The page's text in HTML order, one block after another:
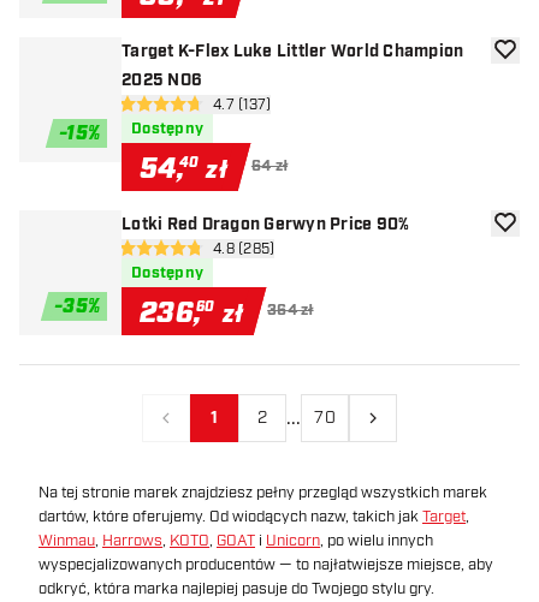
-15%
Target K-Flex Luke Littler World Champion
2025 NO6
otwórz panel recenzji
4.7 gwiazdki oceny
4.7 (137)
Dostępny
54,40 zł 64 zł
-35%
Lotki Red Dragon Gerwyn Price 90%
otwórz panel recenzji
4.8 gwiazdki oceny
4.8 (285)
Dostępny
236,60 zł 364 zł
Poprzedni
1 2 ... 70 Następny
Na tej stronie marek znajdziesz pełny przegląd wszystkich marek
dartów, które oferujemy. Od wiodących nazw, takich jakTarget,
Winmau, Harrows, KOTO, GOAT i Unicorn, po wielu innych
wyspecjalizowanych producentów — to najłatwiejsze miejsce, aby
odkryć, która marka najlepiej pasuje do Twojego stylu gry.